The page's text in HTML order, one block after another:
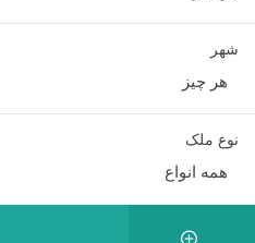
شهر
هر چیز
نوع ملک
همه انواع